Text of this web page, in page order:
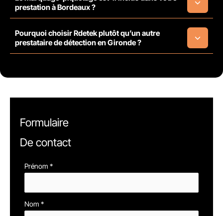
prestation à Bordeaux ?
Pourquoi choisir Rdetek plutôt qu’un autre
prestataire de détection en Gironde ?
Formulaire
De contact
Formulaire
avec
téléphone
Prénom *
Nom *